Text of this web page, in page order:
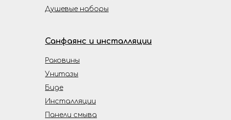
Душевые наборы
Инсталляции
Панели смыва
Биде
Унитазы
Раковины
Санфаянс и инсталляции